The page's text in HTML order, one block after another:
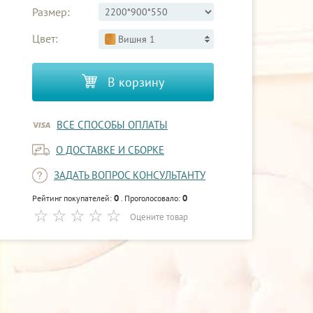
Размер:
Цвет:
Вишня 1
В корзину
ВСЕ СПОСОБЫ ОПЛАТЫ
О ДОСТАВКЕ И СБОРКЕ
ЗАДАТЬ ВОПРОС КОНСУЛЬТАНТУ
Рейтинг покупателей: 0 . Проголосовало: 0
Оцените товар